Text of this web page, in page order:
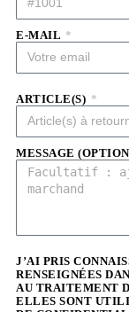
E-MAIL
ARTICLE(S)
MESSAGE
J’AI PRIS
RENSEIGNÉES
AU TRAITEMENT
ELLES SONT